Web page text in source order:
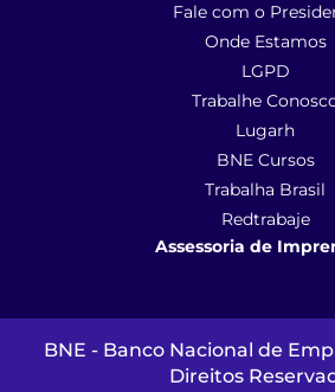
Fale com o
Onde Estamos
LGPD
Trabalhe
Lugarh
BNE Cursos
Trabalha Brasil
Redtrabaje
Assessoria de
(41) 9 9102-1413
BNE - Banco Nacional de
Direitos